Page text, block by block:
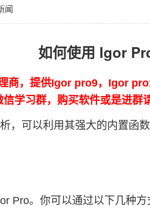
闻
如何使用 Igor
商，提供Igor pro9，Igor
学习群，购买软件或是进群
，可以利用其强大的内置函
Pro。你可以通过以下几种方